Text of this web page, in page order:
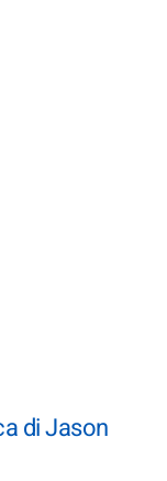
di Jason